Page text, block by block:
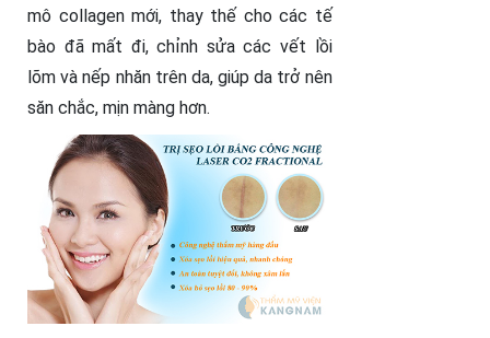
mô collagen mới, thay thế cho các tế
bào đã mất đi, chỉnh sửa các vết lồi
lõm và nếp nhăn trên da, giúp da trở nên
săn chắc, mịn màng hơn.